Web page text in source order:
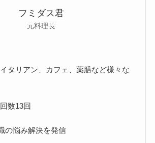
フミダス君
元料理長
タリアン、カフェ、薬膳など様々な
数13回
の悩み解決を発信